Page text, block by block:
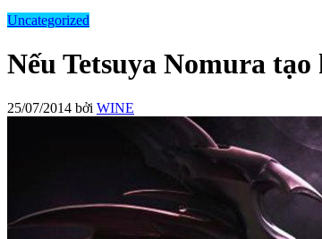
Uncategorized
Nếu Tetsuya Nomura
25/07/2014 bởi WINE